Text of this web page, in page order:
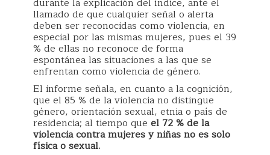
durante la explicación del índice, ante el
llamado de que cualquier señal o alerta
deben ser reconocidas como violencia, en
especial por las mismas mujeres, pues el 39
% de ellas no reconoce de forma
espontánea las situaciones a las que se
enfrentan como violencia de género.
El informe señala, en cuanto a la cognición,
que el 85 % de la violencia no distingue
género, orientación sexual, etnia o país de
residencia; al tiempo que el 72 % de la
violencia contra mujeres y niñas no es solo
física o sexual.